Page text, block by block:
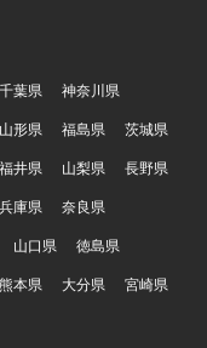
千葉県
神奈川県
山形県 福島県
茨城県
福井県 山梨県
長野県
兵庫県
奈良県
山口県
徳島県
熊本県 大分県
宮崎県